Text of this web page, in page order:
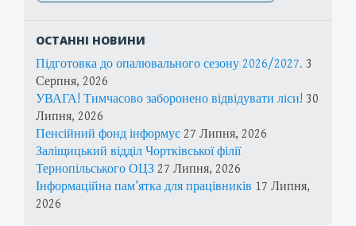
ОСТАННІ НОВИНИ
Підготовка до опалювального сезону 2026/2027. 3
Серпня, 2026
УВАГА! Тимчасово заборонено відвідувати ліси! 30
Липня, 2026
Пенсійний фонд інформує 27 Липня, 2026
Заліщицький відділ Чортківської філії
Тернопільського ОЦЗ 27 Липня, 2026
Інформаційна пам’ятка для працівників 17 Липня,
2026